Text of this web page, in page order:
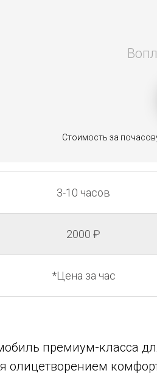
Стоимость за
3-10 часов
2000 ₽
*Цена за час
премиум-класса
олицетворением